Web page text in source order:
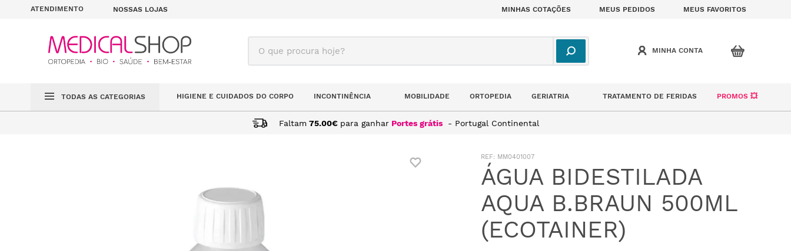
ATENDIMENTO NOSSAS LOJAS MINHAS COTAÇÕES MEUS PEDIDOS MEUS FAVORITOS
O que procura hoje?
TODAS AS CATEGORIAS HIGIENE E CUIDADOS DO CORPO INCONTINÊNCIA MOBILIDADE ORTOPEDIA GERIATRIA TRATAMENTO DE FERIDAS PROMOS 💥
Faltam 75.00€ para ganhar Portes grátis - Portugal Continental
ÁGUA BIDESTILADA AQUA B.BRAUN 500ML (ECOTAINER)
: MM0401007
ÁGUA BIDESTILADA
AQUA B.BRAUN 500ML
(ECOTAINER)